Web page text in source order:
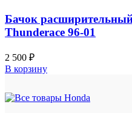
Бачок
Thunderace 96-01
2 500 ₽
В корзину